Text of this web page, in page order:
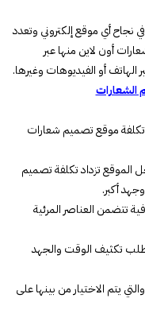
نجاح أي موقع إلكتروني وتعدد
أون لاين منها عبر
الهاتف أو الفيديوهات وغيرها.
تكلفة موقع تصميم شعارات
الموقع تزداد تكلفة تصميم
أكبر.
تتضمن العناصر المرئية
تكثيف الوقت والجهد
يتم الاختيار من بينها على